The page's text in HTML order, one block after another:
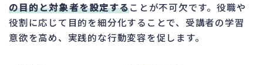
の目的と対象者を設定することが不可欠です。役職や
役割に応じて目的を細分化することで、受講者の学習
意欲を高め、実践的な行動変容を促します。